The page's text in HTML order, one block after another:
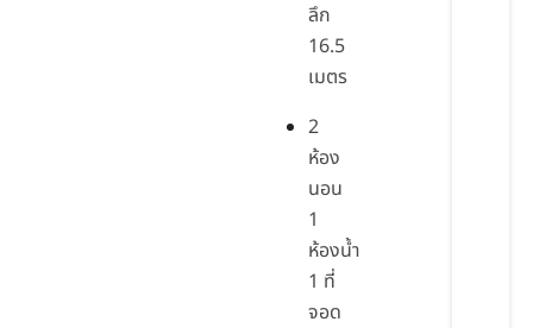
ลึก
16.5
เมตร
2
ห้อง
นอน
1
ห้องน้ำ
1 ที่
จอด